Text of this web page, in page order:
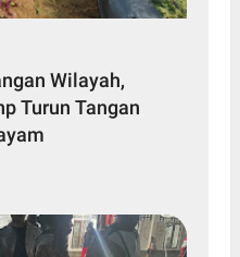
Wilayah,
Turun Tangan